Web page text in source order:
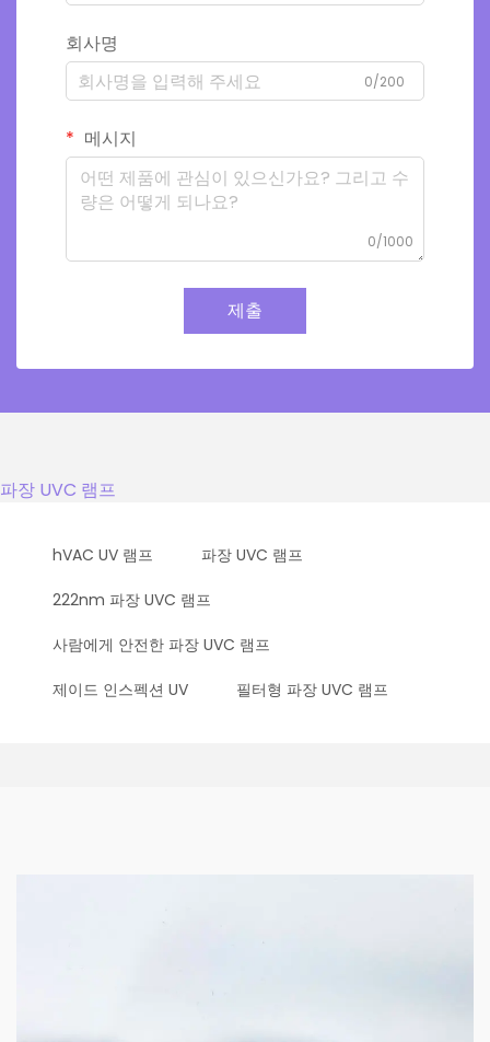
회사명
0/200
메시지
0/1000
제출
파장 UVC 램프
hVAC UV 램프 파장 UVC 램프
222nm 파장 UVC 램프
사람에게 안전한 파장 UVC 램프
제이드 인스펙션 UV 필터형 파장 UVC 램프